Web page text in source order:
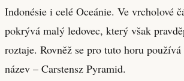
Indonésie i celé Oceánie. Ve vrcholové
pokrývá malý ledovec, který však
roztaje. Rovněž se pro tuto horu
název – Carstensz Pyramid.